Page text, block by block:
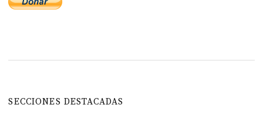
SECCIONES DESTACADAS